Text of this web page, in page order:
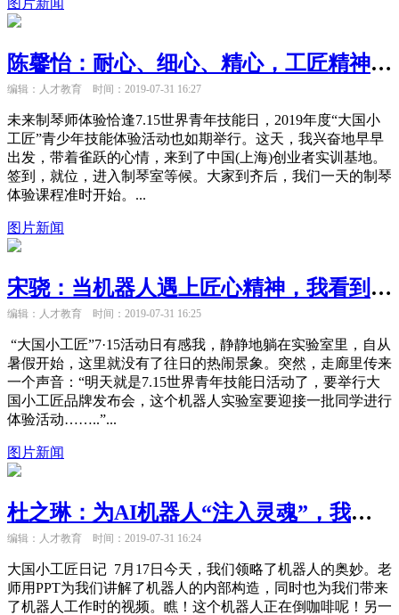
图片新闻
陈馨怡：耐心、细心、精心，工匠精神又何尝不是学习中需要的呢？
编辑：人才教育 时间：2019-07-31 16:27
未来制琴师体验恰逢7.15世界青年技能日，2019年度“大国小
工匠”青少年技能体验活动也如期举行。这天，我兴奋地早早
出发，带着雀跃的心情，来到了中国(上海)创业者实训基地。
签到，就位，进入制琴室等候。大家到齐后，我们一天的制琴
体验课程准时开始。...
图片新闻
宋骁：当机器人遇上匠心精神，我看到了科技的未来
编辑：人才教育 时间：2019-07-31 16:25
“大国小工匠”7·15活动日有感我，静静地躺在实验室里，自从
暑假开始，这里就没有了往日的热闹景象。突然，走廊里传来
一个声音：“明天就是7.15世界青年技能日活动了，要举行大
国小工匠品牌发布会，这个机器人实验室要迎接一批同学进行
体验活动……..”...
图片新闻
杜之琳：为AI机器人“注入灵魂”，我做到了！
编辑：人才教育 时间：2019-07-31 16:24
大国小工匠日记 7月17日今天，我们领略了机器人的奥妙。老
师用PPT为我们讲解了机器人的内部构造，同时也为我们带来
了机器人工作时的视频。瞧！这个机器人正在倒咖啡呢！另一